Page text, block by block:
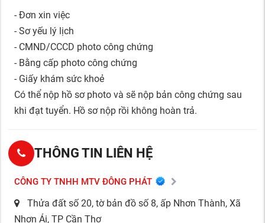
- Đơn xin việc
- Sơ yếu lý lịch
- CMND/CCCD photo công chứng
- Bằng cấp photo công chứng
- Giấy khám sức khoẻ
Có thể nộp hồ sơ photo và sẽ nộp bản công chứng sau
khi đạt tuyển. Hồ sơ nộp rồi không hoàn trả.
THÔNG TIN LIÊN HỆ
CÔNG TY TNHH MTV ĐÔNG PHÁT
Thửa đất số 20, tờ bản đồ số 8, ấp Nhơn Thành, Xã
Nhơn Ái, TP Cần Thơ